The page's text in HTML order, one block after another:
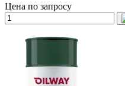
Цена по запросу